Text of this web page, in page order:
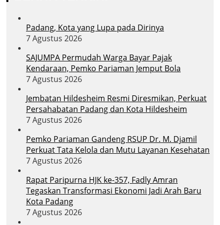
Padang, Kota yang Lupa pada Dirinya
7 Agustus 2026
SAJUMPA Permudah Warga Bayar Pajak
Kendaraan, Pemko Pariaman Jemput Bola
7 Agustus 2026
Jembatan Hildesheim Resmi Diresmikan, Perkuat
Persahabatan Padang dan Kota Hildesheim
7 Agustus 2026
Pemko Pariaman Gandeng RSUP Dr. M. Djamil
Perkuat Tata Kelola dan Mutu Layanan Kesehatan
7 Agustus 2026
Rapat Paripurna HJK ke-357, Fadly Amran
Tegaskan Transformasi Ekonomi Jadi Arah Baru
Kota Padang
7 Agustus 2026